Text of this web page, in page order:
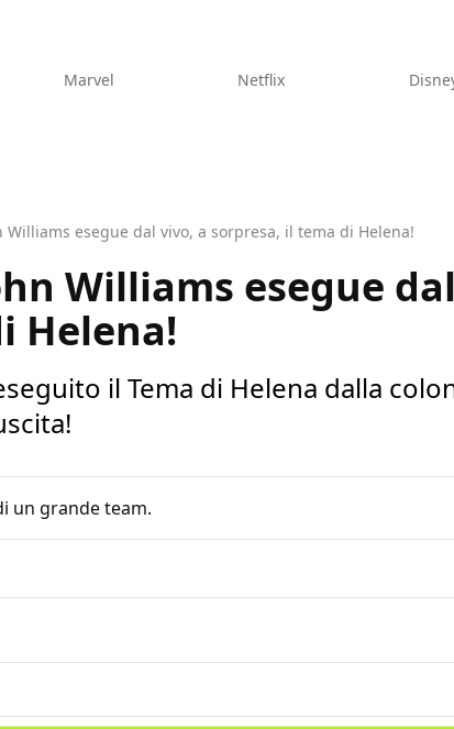
Marvel Netflix
Williams esegue dal vivo, a sorpresa, il tema di Helena!
Williams esegue
Helena!
il Tema di Helena dalla
un grande team.